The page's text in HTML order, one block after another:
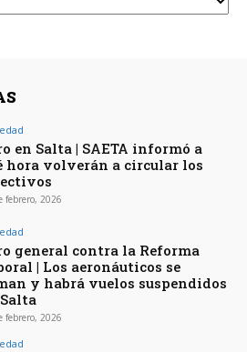
en Salta | SAETA informó a
hora volverán a circular los
febrero, 2026
general contra la Reforma
| Los aeronáuticos se
y habrá vuelos suspendidos
febrero, 2026